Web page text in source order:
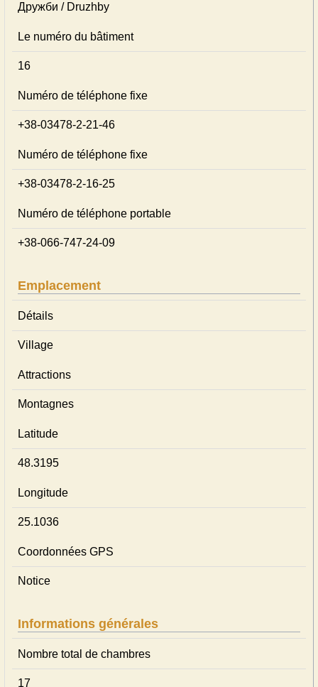
Дружби / Druzhby
Le numéro du bâtiment
16
Numéro de téléphone fixe
+38-03478-2-21-46
Numéro de téléphone fixe
+38-03478-2-16-25
Numéro de téléphone portable
+38-066-747-24-09
Emplacement
Détails
Village
Attractions
Montagnes
Latitude
48.3195
Longitude
25.1036
Coordonnées GPS
Notice
Informations générales
Nombre total de chambres
17